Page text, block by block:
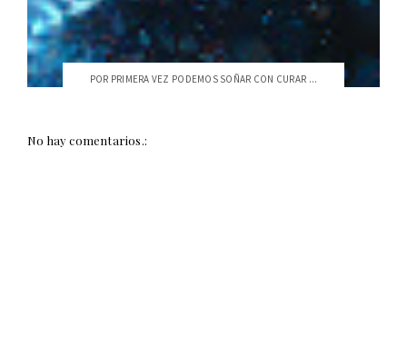
POR PRIMERA VEZ PODEMOS SOÑAR CON CURAR ...
No hay comentarios.: